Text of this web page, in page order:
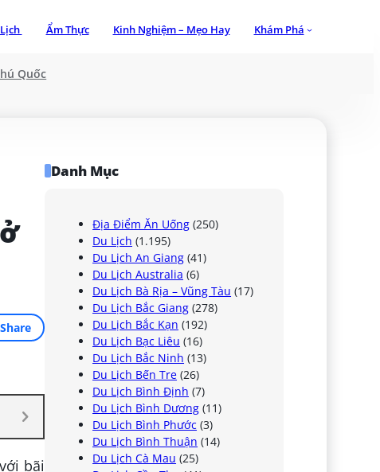
Ẩm Thực Kinh Nghiệm – Mẹo Hay Khám Phá
Quốc
Share
bãi
Danh Mục
Địa Điểm Ăn Uống (250)
Du Lịch (1.195)
Du Lịch An Giang (41)
Du Lịch Australia (6)
Du Lịch Bà Rịa – Vũng Tàu (17)
Du Lịch Bắc Giang (278)
Du Lịch Bắc Kạn (192)
Du Lịch Bạc Liêu (16)
Du Lịch Bắc Ninh (13)
Du Lịch Bến Tre (26)
Du Lịch Bình Định (7)
Du Lịch Bình Dương (11)
Du Lịch Bình Phước (3)
Du Lịch Bình Thuận (14)
Du Lịch Cà Mau (25)